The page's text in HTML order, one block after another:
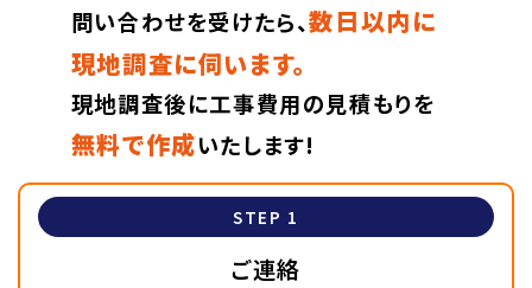
問い合わせを受けたら、数日以内に
現地調査に伺います。
現地調査後に工事費用の見積もりを
無料で作成いたします!
STEP 1
ご連絡